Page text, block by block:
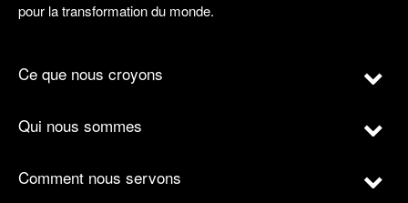
pour la transformation du monde.
Ce que nous croyons
Qui nous sommes
Comment nous servons